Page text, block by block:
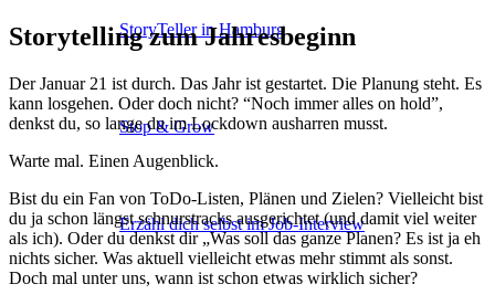
StoryTeller in Hamburg
Stop & Grow
Erzähl dich selbst im Job-Interview
Storytelling zum Jahresbeginn
Der Januar 21 ist durch. Das Jahr ist gestartet. Die Planung steht. Es
kann losgehen. Oder doch nicht? “Noch immer alles on hold”,
denkst du, so lange du im Lockdown ausharren musst.
Warte mal. Einen Augenblick.
Bist du ein Fan von ToDo-Listen, Plänen und Zielen? Vielleicht bist
du ja schon längst schnurstracks ausgerichtet (und damit viel weiter
als ich). Oder du denkst dir „Was soll das ganze Planen? Es ist ja eh
nichts sicher. Was aktuell vielleicht etwas mehr stimmt als sonst.
Doch mal unter uns, wann ist schon etwas wirklich sicher?